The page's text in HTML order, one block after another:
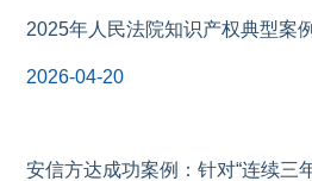
2025年人民法院知识产权典型案例
2026-04-20
安信方达成功案例：针对“连续三